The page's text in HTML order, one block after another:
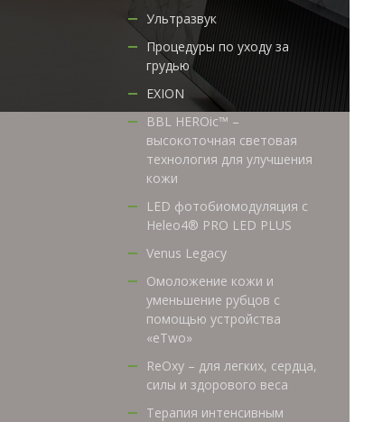
Ультразвук
Процедуры по уходу за
грудью
EXION
BBL HEROic™ –
высокоточная световая
технология для улучшения
кожи
LED фотобиомодуляция с
Heleo4® PRO LED PLUS
Venus Legacy
Омоложение кожи и
уменьшение рубцов с
помощью устройства
«eTwo»
ReOxy – для легких, сердца,
силы и здорового веса
Терапия интенсивным